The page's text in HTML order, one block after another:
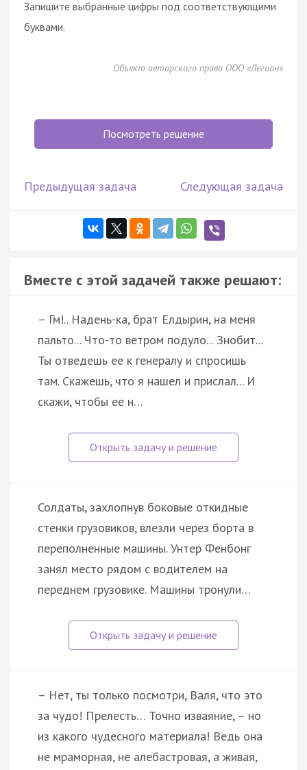
Запишите выбранные цифры под соответствующими
буквами.
Объект авторского права ООО «Легион»
Посмотреть решение
Предыдущая задача Следующая задача
Вместе с этой задачей также решают:
– Гм!.. Надень-ка, брат Елдырин, на меня
пальто... Что-то ветром подуло... Знобит...
Ты отведешь ее к генералу и спросишь
там. Скажешь, что я нашел и прислал... И
скажи, чтобы ее н…
Солдаты, захлопнув боковые откидные
стенки грузовиков, влезли через борта в
переполненные машины. Унтер Фенбонг
занял место рядом с водителем на
переднем грузовике. Машины тронули…
– Нет, ты только посмотри, Валя, что это
за чудо! Прелесть… Точно изваяние, – но
из какого чудесного материала! Ведь она
не мраморная, не алебастровая, а живая,